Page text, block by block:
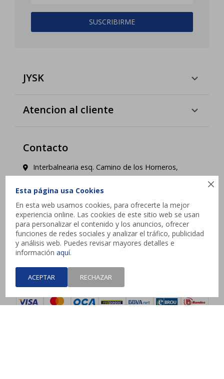

Esta página usa Cookies
En esta web usamos cookies, para ofrecerte la mejor
experiencia online. Las cookies de este sitio web se usan
para personalizar el contenido y los anuncios, ofrecer
funciones de redes sociales y analizar el tráfico, publicidad
y análisis web. Puedes revisar mayores detalles e
informaciónaquí.
ACEPTAR RECHAZAR
SUSCRIBIRME
JYSK
Atencion al cliente
Contacto
Interbalnearia esq. Camino de los Horneros,
contacto@jysk.uy
Lunes a Domingo de 10 a 21 hs - Pick up web 3 a
4 días hábiles.